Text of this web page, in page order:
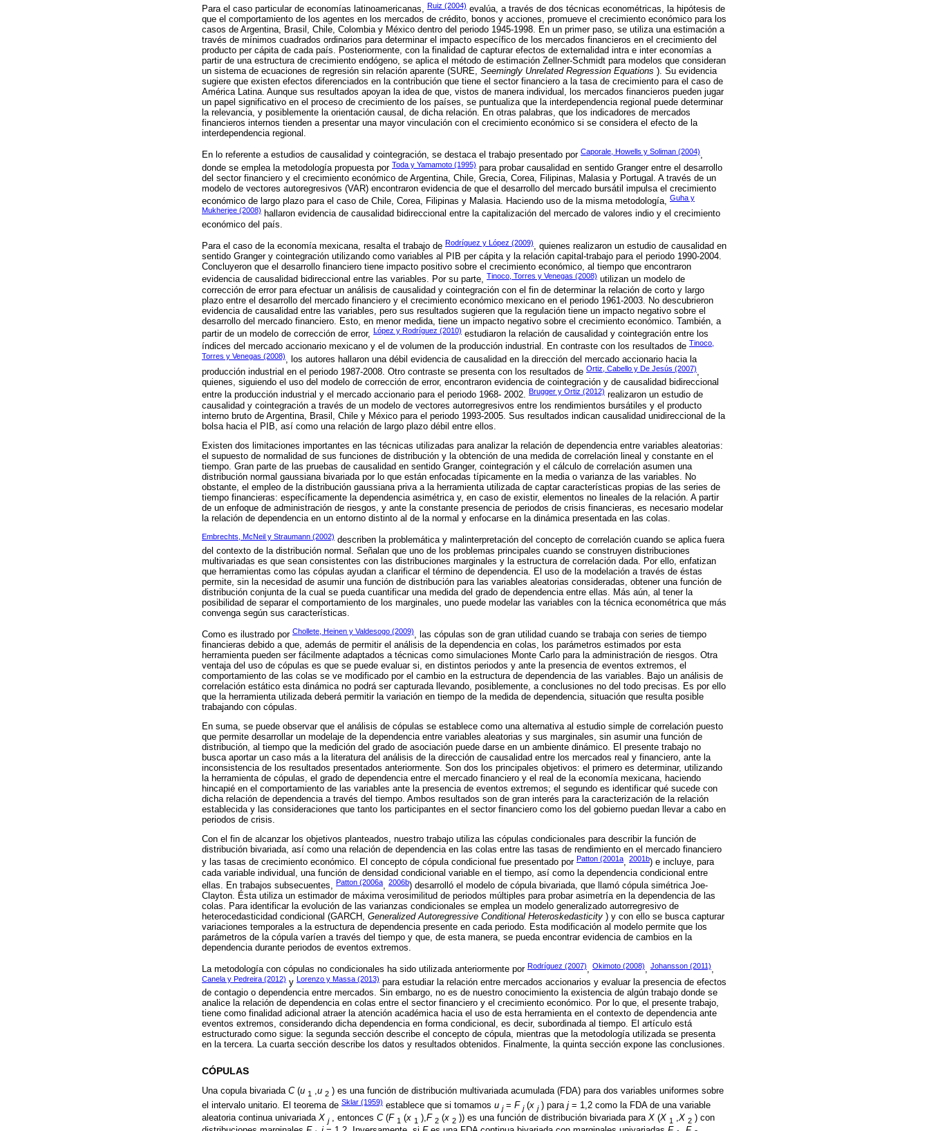
Para el caso particular de economías latinoamericanas, Ruiz (2004) evalúa, a través de dos técnicas econométricas, la hipótesis de
que el comportamiento de los agentes en los mercados de crédito, bonos y acciones, promueve el crecimiento económico para los
casos de Argentina, Brasil, Chile, Colombia y México dentro del periodo 1945-1998. En un primer paso, se utiliza una estimación a
través de mínimos cuadrados ordinarios para determinar el impacto específico de los mercados financieros en el crecimiento del
producto per cápita de cada país. Posteriormente, con la finalidad de capturar efectos de externalidad intra e inter economías a
partir de una estructura de crecimiento endógeno, se aplica el método de estimación Zellner-Schmidt para modelos que consideran
un sistema de ecuaciones de regresión sin relación aparente (SURE, Seemingly Unrelated Regression Equations ). Su evidencia
sugiere que existen efectos diferenciados en la contribución que tiene el sector financiero a la tasa de crecimiento para el caso de
América Latina. Aunque sus resultados apoyan la idea de que, vistos de manera individual, los mercados financieros pueden jugar
un papel significativo en el proceso de crecimiento de los países, se puntualiza que la interdependencia regional puede determinar
la relevancia, y posiblemente la orientación causal, de dicha relación. En otras palabras, que los indicadores de mercados
financieros internos tienden a presentar una mayor vinculación con el crecimiento económico si se considera el efecto de la
interdependencia regional.
En lo referente a estudios de causalidad y cointegración, se destaca el trabajo presentado por Caporale, Howells y Soliman (2004),
donde se emplea la metodología propuesta por Toda y Yamamoto (1995) para probar causalidad en sentido Granger entre el desarrollo
del sector financiero y el crecimiento económico de Argentina, Chile, Grecia, Corea, Filipinas, Malasia y Portugal. A través de un
modelo de vectores autoregresivos (VAR) encontraron evidencia de que el desarrollo del mercado bursátil impulsa el crecimiento
económico de largo plazo para el caso de Chile, Corea, Filipinas y Malasia. Haciendo uso de la misma metodología, Guha y
Mukherjee (2008) hallaron evidencia de causalidad bidireccional entre la capitalización del mercado de valores indio y el crecimiento
económico del país.
Para el caso de la economía mexicana, resalta el trabajo de Rodríguez y López (2009), quienes realizaron un estudio de causalidad en
sentido Granger y cointegración utilizando como variables al PIB per cápita y la relación capital-trabajo para el periodo 1990-2004.
Concluyeron que el desarrollo financiero tiene impacto positivo sobre el crecimiento económico, al tiempo que encontraron
evidencia de causalidad bidireccional entre las variables. Por su parte, Tinoco, Torres y Venegas (2008) utilizan un modelo de
corrección de error para efectuar un análisis de causalidad y cointegración con el fin de determinar la relación de corto y largo
plazo entre el desarrollo del mercado financiero y el crecimiento económico mexicano en el periodo 1961-2003. No descubrieron
evidencia de causalidad entre las variables, pero sus resultados sugieren que la regulación tiene un impacto negativo sobre el
desarrollo del mercado financiero. Esto, en menor medida, tiene un impacto negativo sobre el crecimiento económico. También, a
partir de un modelo de corrección de error, López y Rodríguez (2010) estudiaron la relación de causalidad y cointegración entre los
índices del mercado accionario mexicano y el de volumen de la producción industrial. En contraste con los resultados de Tinoco,
Torres y Venegas (2008)
, los autores hallaron una débil evidencia de causalidad en la dirección del mercado accionario hacia la
producción industrial en el periodo 1987-2008. Otro contraste se presenta con los resultados de Ortiz, Cabello y De Jesús (2007),
quienes, siguiendo el uso del modelo de corrección de error, encontraron evidencia de cointegración y de causalidad bidireccional
entre la producción industrial y el mercado accionario para el periodo 1968- 2002. Brugger y Ortiz (2012) realizaron un estudio de
causalidad y cointegración a través de un modelo de vectores autorregresivos entre los rendimientos bursátiles y el producto
interno bruto de Argentina, Brasil, Chile y México para el periodo 1993-2005. Sus resultados indican causalidad unidireccional de la
bolsa hacia el PIB, así como una relación de largo plazo débil entre ellos.
Existen dos limitaciones importantes en las técnicas utilizadas para analizar la relación de dependencia entre variables aleatorias:
el supuesto de normalidad de sus funciones de distribución y la obtención de una medida de correlación lineal y constante en el
tiempo. Gran parte de las pruebas de causalidad en sentido Granger, cointegración y el cálculo de correlación asumen una
distribución normal gaussiana bivariada por lo que están enfocadas típicamente en la media o varianza de las variables. No
obstante, el empleo de la distribución gaussiana priva a la herramienta utilizada de captar características propias de las series de
tiempo financieras: específicamente la dependencia asimétrica y, en caso de existir, elementos no lineales de la relación. A partir
de un enfoque de administración de riesgos, y ante la constante presencia de periodos de crisis financieras, es necesario modelar
la relación de dependencia en un entorno distinto al de la normal y enfocarse en la dinámica presentada en las colas.
Embrechts, McNeil y Straumann (2002) describen la problemática y malinterpretación del concepto de correlación cuando se aplica fuera
del contexto de la distribución normal. Señalan que uno de los problemas principales cuando se construyen distribuciones
multivariadas es que sean consistentes con las distribuciones marginales y la estructura de correlación dada. Por ello, enfatizan
que herramientas como las cópulas ayudan a clarificar el término de dependencia. El uso de la modelación a través de éstas
permite, sin la necesidad de asumir una función de distribución para las variables aleatorias consideradas, obtener una función de
distribución conjunta de la cual se pueda cuantificar una medida del grado de dependencia entre ellas. Más aún, al tener la
posibilidad de separar el comportamiento de los marginales, uno puede modelar las variables con la técnica econométrica que más
convenga según sus características.
Como es ilustrado por Chollete, Heinen y Valdesogo (2009), las cópulas son de gran utilidad cuando se trabaja con series de tiempo
financieras debido a que, además de permitir el análisis de la dependencia en colas, los parámetros estimados por esta
herramienta pueden ser fácilmente adaptados a técnicas como simulaciones Monte Carlo para la administración de riesgos. Otra
ventaja del uso de cópulas es que se puede evaluar si, en distintos periodos y ante la presencia de eventos extremos, el
comportamiento de las colas se ve modificado por el cambio en la estructura de dependencia de las variables. Bajo un análisis de
correlación estático esta dinámica no podrá ser capturada llevando, posiblemente, a conclusiones no del todo precisas. Es por ello
que la herramienta utilizada deberá permitir la variación en tiempo de la medida de dependencia, situación que resulta posible
trabajando con cópulas.
En suma, se puede observar que el análisis de cópulas se establece como una alternativa al estudio simple de correlación puesto
que permite desarrollar un modelaje de la dependencia entre variables aleatorias y sus marginales, sin asumir una función de
distribución, al tiempo que la medición del grado de asociación puede darse en un ambiente dinámico. El presente trabajo no
busca aportar un caso más a la literatura del análisis de la dirección de causalidad entre los mercados real y financiero, ante la
inconsistencia de los resultados presentados anteriormente. Son dos los principales objetivos: el primero es determinar, utilizando
la herramienta de cópulas, el grado de dependencia entre el mercado financiero y el real de la economía mexicana, haciendo
hincapié en el comportamiento de las variables ante la presencia de eventos extremos; el segundo es identificar qué sucede con
dicha relación de dependencia a través del tiempo. Ambos resultados son de gran interés para la caracterización de la relación
establecida y las consideraciones que tanto los participantes en el sector financiero como los del gobierno puedan llevar a cabo en
periodos de crisis.
Con el fin de alcanzar los objetivos planteados, nuestro trabajo utiliza las cópulas condicionales para describir la función de
distribución bivariada, así como una relación de dependencia en las colas entre las tasas de rendimiento en el mercado financiero
y las tasas de crecimiento económico. El concepto de cópula condicional fue presentado por Patton (2001a, 2001b) e incluye, para
cada variable individual, una función de densidad condicional variable en el tiempo, así como la dependencia condicional entre
ellas. En trabajos subsecuentes, Patton (2006a, 2006b) desarrolló el modelo de cópula bivariada, que llamó cópula simétrica Joe-
Clayton. Ésta utiliza un estimador de máxima verosimilitud de periodos múltiples para probar asimetría en la dependencia de las
colas. Para identificar la evolución de las varianzas condicionales se emplea un modelo generalizado autorregresivo de
heterocedasticidad condicional (GARCH, Generalized Autoregressive Conditional Heteroskedasticity ) y con ello se busca capturar
variaciones temporales a la estructura de dependencia presente en cada periodo. Esta modificación al modelo permite que los
parámetros de la cópula varíen a través del tiempo y que, de esta manera, se pueda encontrar evidencia de cambios en la
dependencia durante periodos de eventos extremos.
La metodología con cópulas no condicionales ha sido utilizada anteriormente por Rodríguez (2007), Okimoto (2008), Johansson (2011),
Canela y Pedreira (2012) y Lorenzo y Massa (2013) para estudiar la relación entre mercados accionarios y evaluar la presencia de efectos
de contagio o dependencia entre mercados. Sin embargo, no es de nuestro conocimiento la existencia de algún trabajo donde se
analice la relación de dependencia en colas entre el sector financiero y el crecimiento económico. Por lo que, el presente trabajo,
tiene como finalidad adicional atraer la atención académica hacia el uso de esta herramienta en el contexto de dependencia ante
eventos extremos, considerando dicha dependencia en forma condicional, es decir, subordinada al tiempo. El artículo está
estructurado como sigue: la segunda sección describe el concepto de cópula, mientras que la metodología utilizada se presenta
en la tercera. La cuarta sección describe los datos y resultados obtenidos. Finalmente, la quinta sección expone las conclusiones.
CÓPULAS
Una copula bivariada C(u 1 ,u 2 ) es una función de distribución multivariada acumulada (FDA) para dos variables uniformes sobre
el intervalo unitario. El teorema de Sklar (1959) establece que si tomamos u j = F j (x j ) para j = 1,2 como la FDA de una variable
aleatoria continua univariada X j , entonces C(F 1 (x 1 ),F 2 (x 2 )) es una función de distribución bivariada para X (X 1 ,X 2 ) con